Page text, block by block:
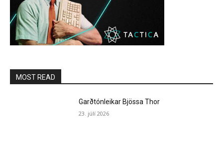
MOST READ
Garðtónleikar Bjössa Thor
23. júlí 2026